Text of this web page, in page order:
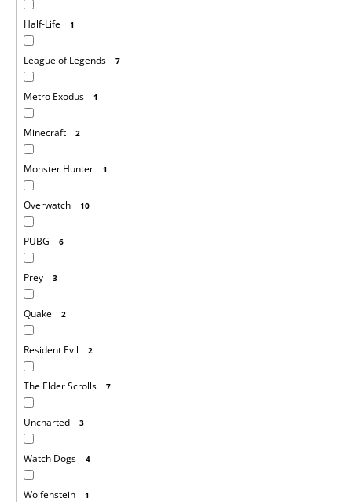
Half-Life 1
League of Legends 7
Metro Exodus 1
Minecraft 2
Monster Hunter 1
Overwatch 10
PUBG 6
Prey 3
Quake 2
Resident Evil 2
The Elder Scrolls 7
Uncharted 3
Watch Dogs 4
Wolfenstein 1